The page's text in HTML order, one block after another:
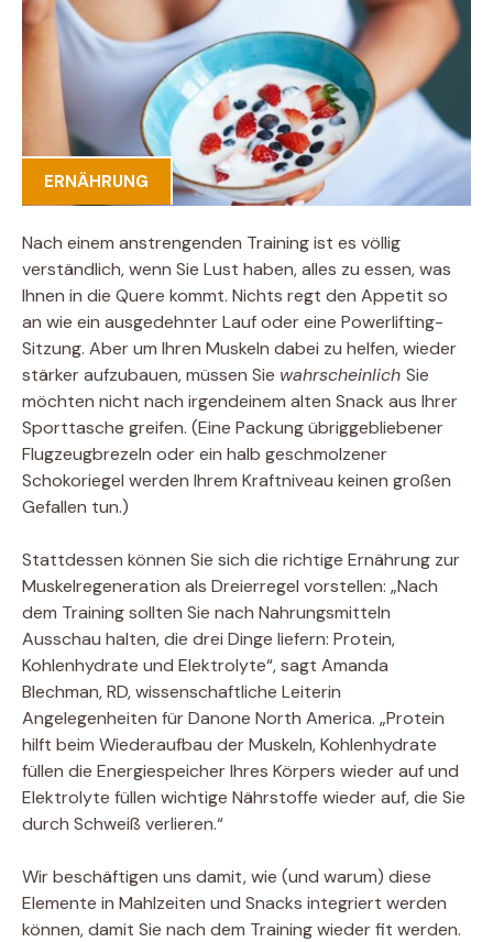
ERNÄHRUNG
Nach einem anstrengenden Training ist es völlig
verständlich, wenn Sie Lust haben, alles zu essen, was
Ihnen in die Quere kommt. Nichts regt den Appetit so
an wie ein ausgedehnter Lauf oder eine Powerlifting-
Sitzung. Aber um Ihren Muskeln dabei zu helfen, wieder
stärker aufzubauen, müssen Sie wahrscheinlich Sie
möchten nicht nach irgendeinem alten Snack aus Ihrer
Sporttasche greifen. (Eine Packung übriggebliebener
Flugzeugbrezeln oder ein halb geschmolzener
Schokoriegel werden Ihrem Kraftniveau keinen großen
Gefallen tun.)
Stattdessen können Sie sich die richtige Ernährung zur
Muskelregeneration als Dreierregel vorstellen: „Nach
dem Training sollten Sie nach Nahrungsmitteln
Ausschau halten, die drei Dinge liefern: Protein,
Kohlenhydrate und Elektrolyte“, sagt Amanda
Blechman, RD, wissenschaftliche Leiterin
Angelegenheiten für Danone North America. „Protein
hilft beim Wiederaufbau der Muskeln, Kohlenhydrate
füllen die Energiespeicher Ihres Körpers wieder auf und
Elektrolyte füllen wichtige Nährstoffe wieder auf, die Sie
durch Schweiß verlieren.“
Wir beschäftigen uns damit, wie (und warum) diese
Elemente in Mahlzeiten und Snacks integriert werden
können, damit Sie nach dem Training wieder fit werden.